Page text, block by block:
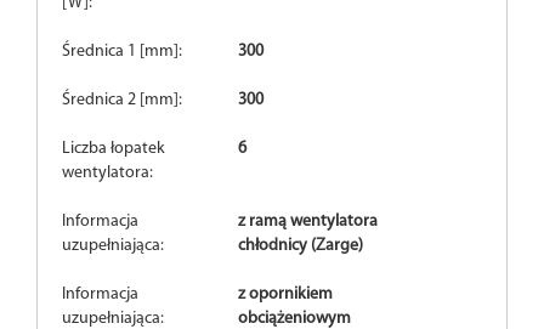
Średnica 1 [mm]: 300
Średnica 2 [mm]: 300
Liczba łopatek
wentylatora:
6
Informacja
uzupełniająca:
z ramą wentylatora
chłodnicy (Zarge)
Informacja
uzupełniająca:
z opornikiem
obciążeniowym